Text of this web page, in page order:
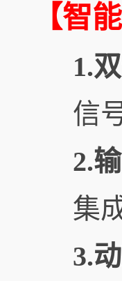
【智
1.
信
2.
集
3.